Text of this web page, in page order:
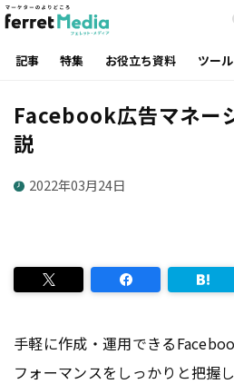
記事 特集 お役立ち資料 ツール
Facebook広告マネー
説
2022年03月24日
手軽に作成・運用できる
フォーマンスをしっかりと把握